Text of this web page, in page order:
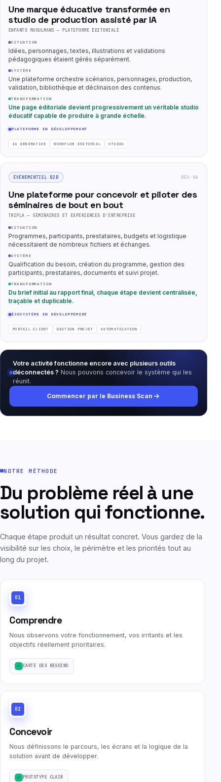
Une marque éducative transformée en
studio de production assisté par IA
ENFANTS MUSULMANS — PLATEFORME ÉDITORIALE
SITUATION
Idées, personnages, textes, illustrations et validations
pédagogiques étaient gérés séparément.
SYSTÈME
Une plateforme orchestre scénarios, personnages, production,
validation, bibliothèque et déclinaison des contenus.
TRANSFORMATION
Une page éditoriale devient progressivement un véritable studio
éducatif capable de produire à grande échelle.
PLATEFORME EN DÉVELOPPEMENT
IA GÉNÉRATIVE WORKFLOW ÉDITORIAL STUDIO
ÉVÉNEMENTIEL B2B RÉA·06
Une plateforme pour concevoir et piloter des
séminaires de bout en bout
TRIPLA — SÉMINAIRES ET EXPÉRIENCES D’ENTREPRISE
SITUATION
Programmes, participants, prestataires, budgets et logistique
nécessitaient de nombreux fichiers et échanges.
SYSTÈME
Qualification du besoin, création du programme, gestion des
participants, prestataires, documents et suivi projet.
TRANSFORMATION
Du brief initial au rapport final, chaque étape devient centralisée,
traçable et duplicable.
ÉCOSYSTÈME EN DÉVELOPPEMENT
PORTAIL CLIENT GESTION PROJET AUTOMATISATION
Votre activité fonctionne encore avec plusieurs outils
déconnectés ? Nous pouvons concevoir le système qui les
réunit.
Commencer par le Business Scan
NOTRE MÉTHODE
Du problème réel à une
solution qui fonctionne.
Chaque étape produit un résultat concret. Vous gardez de la
visibilité sur les choix, le périmètre et les priorités tout au
long du projet.
01
Comprendre
Nous observons votre fonctionnement, vos irritants et les
objectifs réellement prioritaires.
CARTE DES BESOINS
02
Concevoir
Nous définissons le parcours, les écrans et la logique de la
solution avant de développer.
PROTOTYPE CLAIR